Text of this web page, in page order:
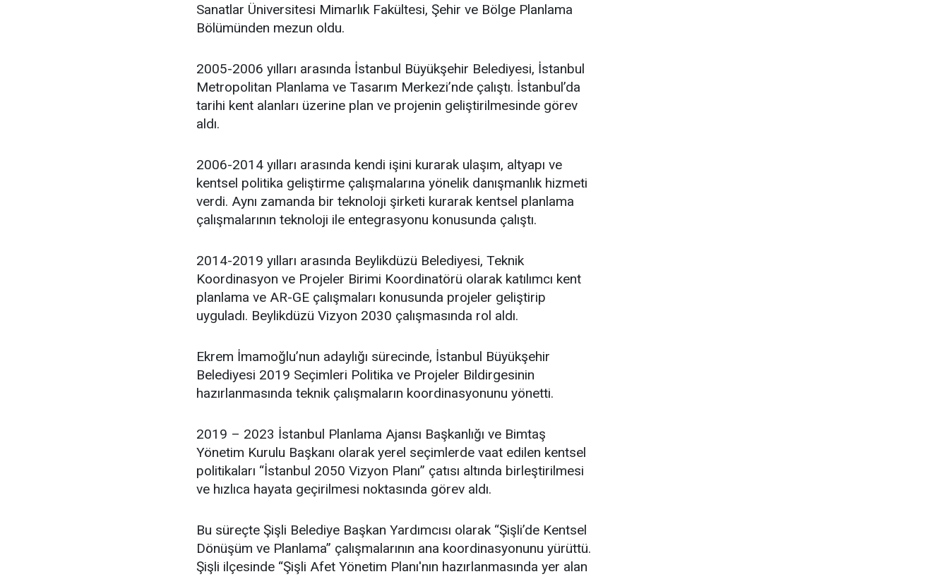
Sanatlar Üniversitesi Mimarlık Fakültesi, Şehir ve Bölge Planlama
Bölümünden mezun oldu.
2005-2006 yılları arasında İstanbul Büyükşehir Belediyesi, İstanbul
Metropolitan Planlama ve Tasarım Merkezi’nde çalıştı. İstanbul’da
tarihi kent alanları üzerine plan ve projenin geliştirilmesinde görev
aldı.
2006-2014 yılları arasında kendi işini kurarak ulaşım, altyapı ve
kentsel politika geliştirme çalışmalarına yönelik danışmanlık hizmeti
verdi. Aynı zamanda bir teknoloji şirketi kurarak kentsel planlama
çalışmalarının teknoloji ile entegrasyonu konusunda çalıştı.
2014-2019 yılları arasında Beylikdüzü Belediyesi, Teknik
Koordinasyon ve Projeler Birimi Koordinatörü olarak katılımcı kent
planlama ve AR-GE çalışmaları konusunda projeler geliştirip
uyguladı. Beylikdüzü Vizyon 2030 çalışmasında rol aldı.
Ekrem İmamoğlu’nun adaylığı sürecinde, İstanbul Büyükşehir
Belediyesi 2019 Seçimleri Politika ve Projeler Bildirgesinin
hazırlanmasında teknik çalışmaların koordinasyonunu yönetti.
2019 – 2023 İstanbul Planlama Ajansı Başkanlığı ve Bimtaş
Yönetim Kurulu Başkanı olarak yerel seçimlerde vaat edilen kentsel
politikaları “İstanbul 2050 Vizyon Planı” çatısı altında birleştirilmesi
ve hızlıca hayata geçirilmesi noktasında görev aldı.
Bu süreçte Şişli Belediye Başkan Yardımcısı olarak “Şişli’de Kentsel
Dönüşüm ve Planlama” çalışmalarının ana koordinasyonunu yürüttü.
Şişli ilçesinde “Şişli Afet Yönetim Planı'nın hazırlanmasında yer alan